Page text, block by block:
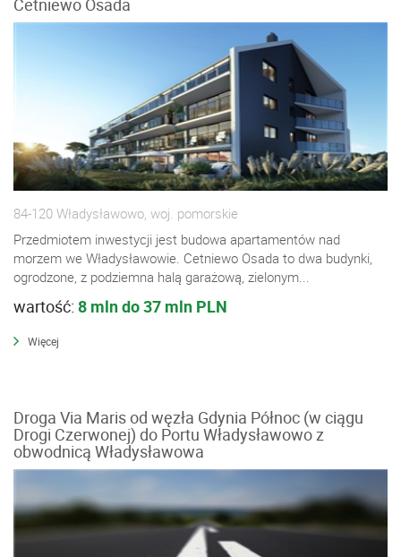
Cetniewo Osada
84-120 Władysławowo, woj. pomorskie
Przedmiotem inwestycji jest budowa apartamentów nad
morzem we Władysławowie. Cetniewo Osada to dwa budynki,
ogrodzone, z podziemna halą garażową, zielonym...
wartość: 8 mln do 37 mln PLN
Więcej
Droga Via Maris od węzła Gdynia Północ (w ciągu
Drogi Czerwonej) do Portu Władysławowo z
obwodnicą Władysławowa